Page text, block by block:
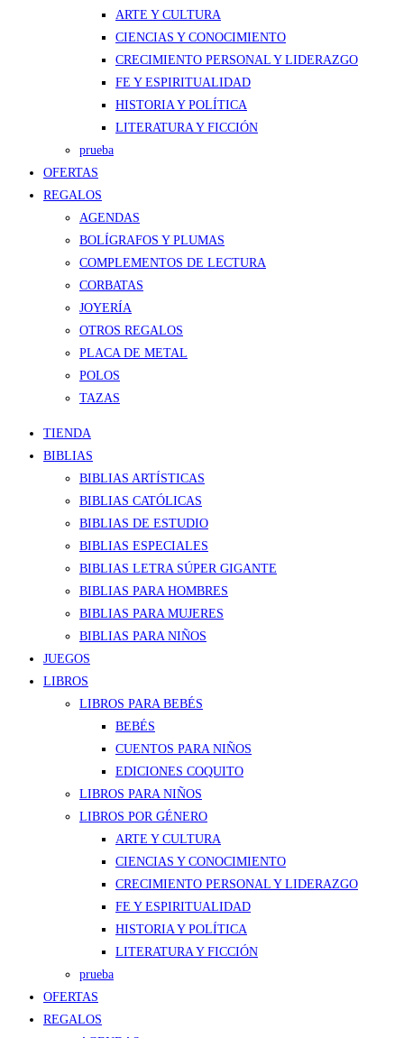
ARTE Y CULTURA
CIENCIAS Y CONOCIMIENTO
CRECIMIENTO PERSONAL Y LIDERAZGO
FE Y ESPIRITUALIDAD
HISTORIA Y POLÍTICA
LITERATURA Y FICCIÓN
prueba
OFERTAS
REGALOS
AGENDAS
BOLÍGRAFOS Y PLUMAS
COMPLEMENTOS DE LECTURA
CORBATAS
JOYERÍA
OTROS REGALOS
PLACA DE METAL
POLOS
TAZAS
TIENDA
BIBLIAS
BIBLIAS ARTÍSTICAS
BIBLIAS CATÓLICAS
BIBLIAS DE ESTUDIO
BIBLIAS ESPECIALES
BIBLIAS LETRA SÚPER GIGANTE
BIBLIAS PARA HOMBRES
BIBLIAS PARA MUJERES
BIBLIAS PARA NIÑOS
JUEGOS
LIBROS
LIBROS PARA BEBÉS
BEBÉS
CUENTOS PARA NIÑOS
EDICIONES COQUITO
LIBROS PARA NIÑOS
LIBROS POR GÉNERO
ARTE Y CULTURA
CIENCIAS Y CONOCIMIENTO
CRECIMIENTO PERSONAL Y LIDERAZGO
FE Y ESPIRITUALIDAD
HISTORIA Y POLÍTICA
LITERATURA Y FICCIÓN
prueba
OFERTAS
REGALOS